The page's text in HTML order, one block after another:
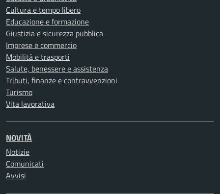
Cultura e tempo libero
Educazione e formazione
Giustizia e sicurezza pubblica
Imprese e commercio
Mobilità e trasporti
Salute, benessere e assistenza
Tributi, finanze e contravvenzioni
Turismo
Vita lavorativa
NOVITÀ
Notizie
Comunicati
Avvisi